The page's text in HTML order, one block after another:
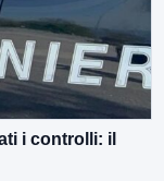
i controlli: il